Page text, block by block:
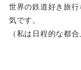
世界の鉄道好き旅
気です。
（私は日程的な都